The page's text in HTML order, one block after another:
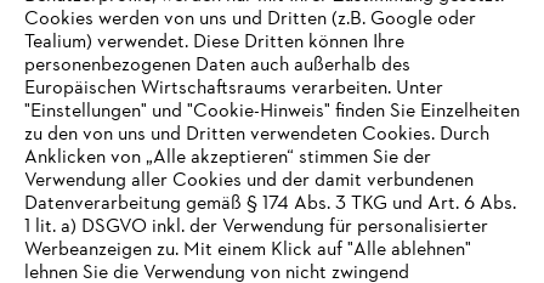
Unternehmen
Häufig gestellte Fragen
Service
IHR BROWSER WIRD NICHT
Cookies werden von uns und Dritten (z.B. Google oder
Tealium) verwendet. Diese Dritten können Ihre
personenbezogenen Daten auch außerhalb des
Europäischen Wirtschaftsraums verarbeiten. Unter
"Einstellungen" und "Cookie-Hinweis" finden Sie Einzelheiten
zu den von uns und Dritten verwendeten Cookies. Durch
Anklicken von „Alle akzeptieren“ stimmen Sie der
Verwendung aller Cookies und der damit verbundenen
Datenverarbeitung gemäß § 174 Abs. 3 TKG und Art. 6 Abs.
1 lit. a) DSGVO inkl. der Verwendung für personalisierter
Werbeanzeigen zu. Mit einem Klick auf "Alle ablehnen"
lehnen Sie die Verwendung von nicht zwingend